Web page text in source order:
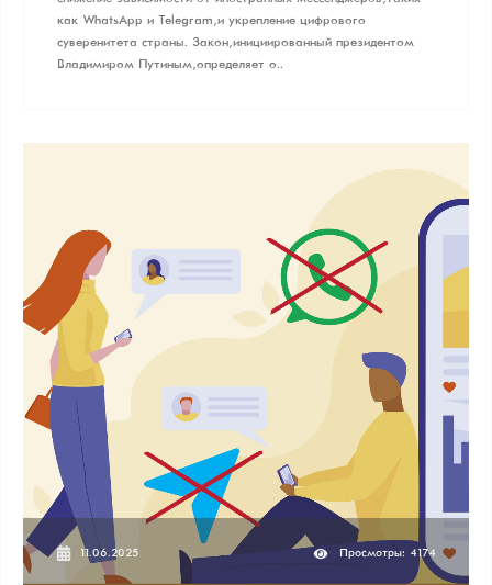
как WhatsApp и Telegram, и укрепление цифрового
суверенитета страны. Закон, инициированный президентом
Владимиром Путиным, определяет о..
11.06.2025 Просмотры: 4174